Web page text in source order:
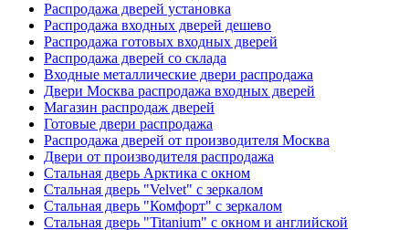
Распродажа дверей установка
Распродажа входных дверей дешево
Распродажа готовых входных дверей
Распродажа дверей со склада
Входные металлические двери распродажа
Двери Москва распродажа входных дверей
Магазин распродаж дверей
Готовые двери распродажа
Распродажа дверей от производителя Москва
Двери от производителя распродажа
Стальная дверь Арктика с окном
Стальная дверь "Velvet" с зеркалом
Стальная дверь "Комфорт" с зеркалом
Стальная дверь "Titanium" с окном и английской